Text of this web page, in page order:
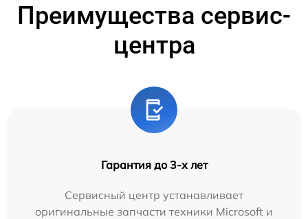
Преимущества сервис-
центра
Гарантия до 3-х лет
Сервисный центр устанавливает
оригинальные запчасти техники Microsoft и